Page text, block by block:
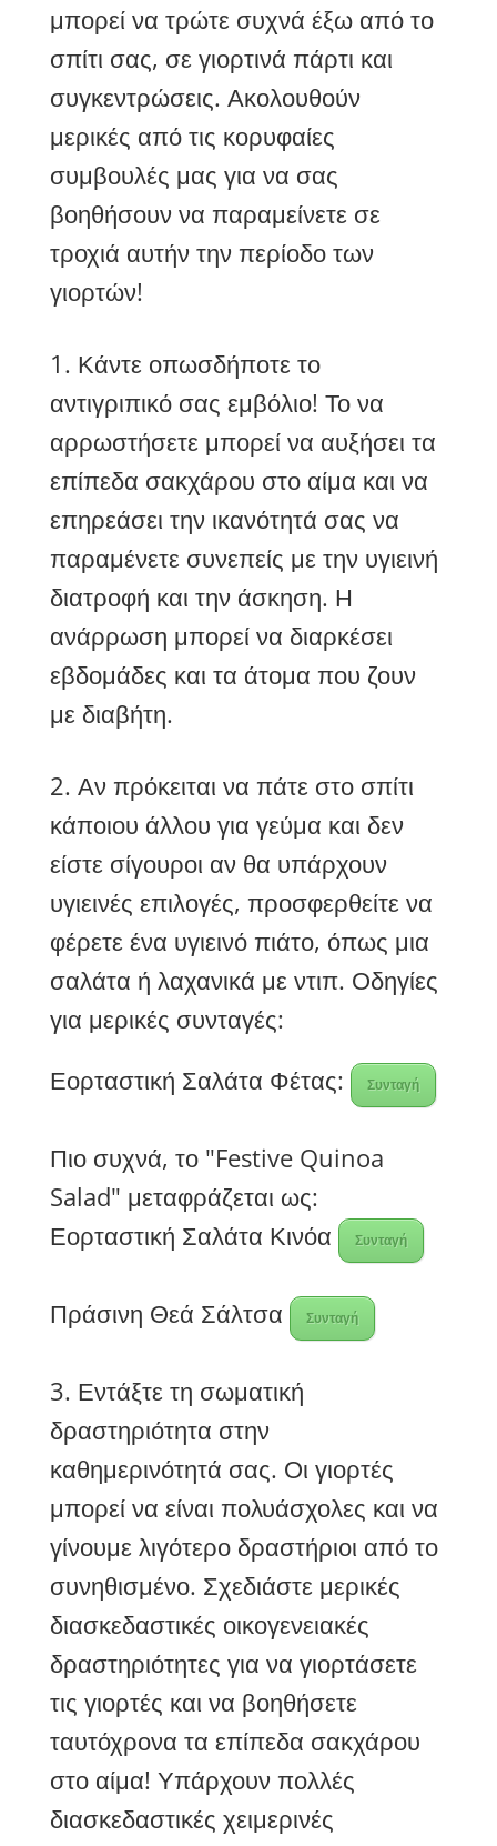
μπορεί να τρώτε συχνά έξω από το
σπίτι σας, σε γιορτινά πάρτι και
συγκεντρώσεις. Ακολουθούν
μερικές από τις κορυφαίες
συμβουλές μας για να σας
βοηθήσουν να παραμείνετε σε
τροχιά αυτήν την περίοδο των
γιορτών!
1. Κάντε οπωσδήποτε το
αντιγριπικό σας εμβόλιο! Το να
αρρωστήσετε μπορεί να αυξήσει τα
επίπεδα σακχάρου στο αίμα και να
επηρεάσει την ικανότητά σας να
παραμένετε συνεπείς με την υγιεινή
διατροφή και την άσκηση. Η
ανάρρωση μπορεί να διαρκέσει
εβδομάδες και τα άτομα που ζουν
με διαβήτη.
2. Αν πρόκειται να πάτε στο σπίτι
κάποιου άλλου για γεύμα και δεν
είστε σίγουροι αν θα υπάρχουν
υγιεινές επιλογές, προσφερθείτε να
φέρετε ένα υγιεινό πιάτο, όπως μια
σαλάτα ή λαχανικά με ντιπ. Οδηγίες
για μερικές συνταγές:
Εορταστική Σαλάτα Φέτας:
Συνταγή
Πιο συχνά, το "Festive Quinoa
Salad" μεταφράζεται ως:
Εορταστική Σαλάτα Κινόα
Συνταγή
Πράσινη Θεά Σάλτσα Συνταγή
3. Εντάξτε τη σωματική
δραστηριότητα στην
καθημερινότητά σας. Οι γιορτές
μπορεί να είναι πολυάσχολες και να
γίνουμε λιγότερο δραστήριοι από το
συνηθισμένο. Σχεδιάστε μερικές
διασκεδαστικές οικογενειακές
δραστηριότητες για να γιορτάσετε
τις γιορτές και να βοηθήσετε
ταυτόχρονα τα επίπεδα σακχάρου
στο αίμα! Υπάρχουν πολλές
διασκεδαστικές χειμερινές